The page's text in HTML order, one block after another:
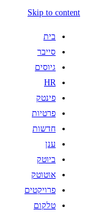
Skip to content
בית
סייבר
גיוסים
HR
פינטק
פרטיות
חדשות
ענן
ביוטק
אוטוטק
פרויקטים
טלקום